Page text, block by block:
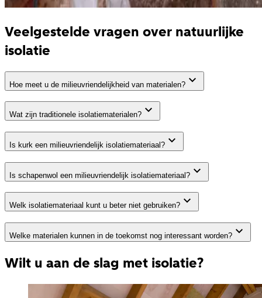
Veelgestelde vragen over natuurlijke
isolatie
Hoe meet u de milieuvriendelijkheid van materialen?
Wat zijn traditionele isolatiematerialen?
Is kurk een milieuvriendelijk isolatiemateriaal?
Is schapenwol een milieuvriendelijk isolatiemateriaal?
Welk isolatiemateriaal kunt u beter niet gebruiken?
Welke materialen kunnen in de toekomst nog interessant worden?
Wilt u aan de slag met isolatie?